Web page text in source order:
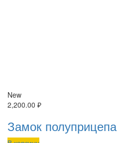
New
2,200.00 ₽
Замок полуприцепа